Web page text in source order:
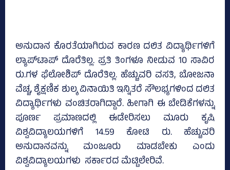
ಅನುದಾನ ಕೊರತೆಯಾಗಿರುವ ಕಾರಣ ದಲಿತ ವಿದ್ಯಾರ್ಥಿಗಳಿಗೆ
ಲ್ಯಾಪ್‌ಟಾಪ್‌ ದೊರೆತಿಲ್ಲ. ಪ್ರತಿ ತಿಂಗಳೂ ನೀಡುವ 10 ಸಾವಿರ
ರು.ಗಳ ಫೆಲೋಶಿಪ್‌ ದೊರೆತಿಲ್ಲ. ಹೆಚ್ಚುವರಿ ವಸತಿ, ಬೋಜನಾ
ವೆಚ್ಚ, ಶೈಕ್ಷಣಿಕ ಶುಲ್ಕ ವಿನಾಯಿತಿ ಇನ್ನಿತರೆ ಸೌಲಭ್ಯಗಳಿಂದ ದಲಿತ
ವಿದ್ಯಾರ್ಥಿಗಳು ವಂಚಿತರಾಗಿದ್ದಾರೆ. ಹೀಗಾಗಿ ಈ ಬೇಡಿಕೆಗಳನ್ನು
ಪೂರ್ಣ ಪ್ರಮಾಣದಲ್ಲಿ ಈಡೇರಿಸಲು ಮೂರು ಕೃಷಿ
ವಿಶ್ವವಿದ್ಯಾಲಯಗಳಿಗೆ 14.59 ಕೋಟಿ ರು. ಹೆಚ್ಚುವರಿ
ಅನುದಾನವನ್ನು ಮಂಜೂರು ಮಾಡಬೇಕು ಎಂದು
ವಿಶ್ವವಿದ್ಯಾಲಯಗಳು ಸರ್ಕಾರದ ಮೆಟ್ಟಿಲೇರಿವೆ.